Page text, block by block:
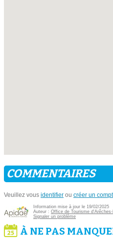
COMMENTAIRES
Veuillez vous identifier ou créer un
Information mise à jour le 19/02/2025
Auteur : Office de Tourisme
Signaler un problème
À NE PAS